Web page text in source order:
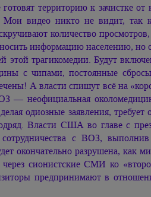
территорию к зачистке от
видео никто не видит, так
количество
информацию населению, но
этой трагикомедии. Будут
с чипами, постоянные
А власти спишут всё на
— неофициальная
одиозные заявления, требует
Власти США во главе с
с ВОЗ,
окончательно разрушена, как
сионистские СМИ ко
предпринимают в